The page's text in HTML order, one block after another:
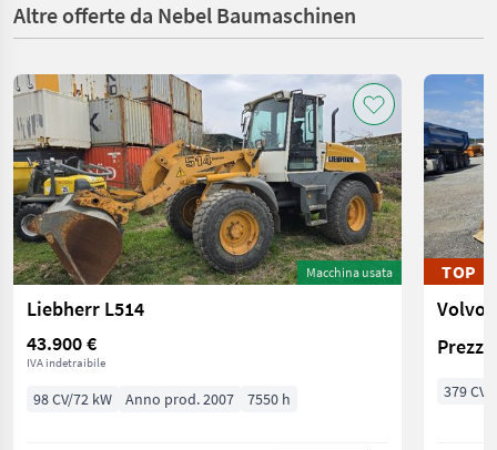
Altre offerte da Nebel Baumaschinen
Macchina usata
Liebherr L514
43.900 €
IVA indetraibile
98 CV/72 kW Anno prod. 2007 7550 h
TOP
Volvo
379 CV/